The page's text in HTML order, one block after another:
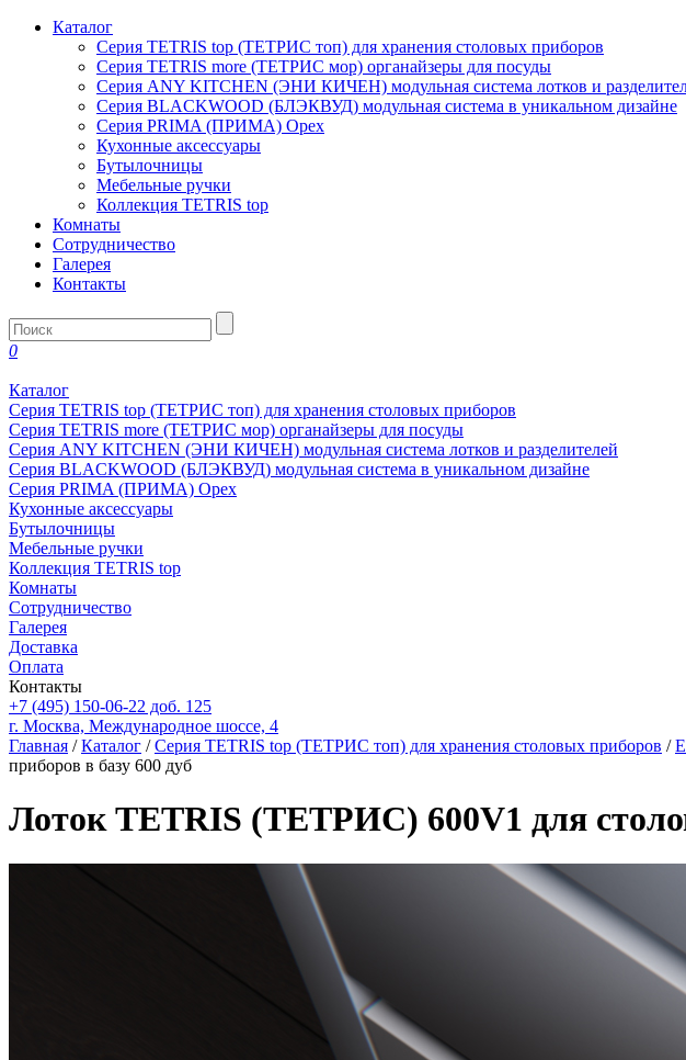
Каталог
Серия TETRIS top (ТЕТРИС топ) для хранения столовых приборов
Серия TETRIS more (ТЕТРИС мор) органайзеры для посуды
Серия ANY KITCHEN (ЭНИ КИЧЕН) модульная система лотков и
Серия BLACKWOOD (БЛЭКВУД) модульная система в уникальном дизайне
Серия PRIMA (ПРИМА) Орех
Кухонные аксессуары
Бутылочницы
Мебельные ручки
Коллекция TETRIS top
Комнаты
Сотрудничество
Галерея
Контакты
0
Каталог
Серия TETRIS top (ТЕТРИС топ) для хранения столовых приборов
Серия TETRIS more (ТЕТРИС мор) органайзеры для посуды
Серия ANY KITCHEN (ЭНИ КИЧЕН) модульная система лотков и разделителей
Серия BLACKWOOD (БЛЭКВУД) модульная система в уникальном дизайне
Серия PRIMA (ПРИМА) Орех
Кухонные аксессуары
Бутылочницы
Мебельные ручки
Коллекция TETRIS top
Комнаты
Сотрудничество
Галерея
Доставка
Оплата
Контакты
+7 (495) 150-06-22 доб. 125
г. Москва, Международное шоссе, 4
Главная /Каталог /Серия TETRIS top (ТЕТРИС топ) для хранения столовых приборов /
приборов в базу 600 дуб
Лоток TETRIS (ТЕТРИС) 600V1 для